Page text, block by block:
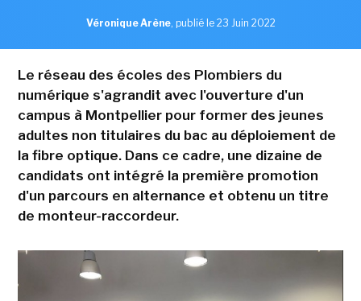
Véronique Arène, publié le 23 Juin 2022
Le réseau des écoles des Plombiers du
numérique s'agrandit avec l'ouverture d'un
campus à Montpellier pour former des jeunes
adultes non titulaires du bac au déploiement de
la fibre optique. Dans ce cadre, une dizaine de
candidats ont intégré la première promotion
d'un parcours en alternance et obtenu un titre
de monteur-raccordeur.